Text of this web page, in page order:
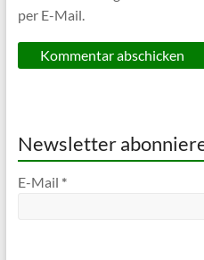
per E-Mail.
Newsletter
E-Mail *